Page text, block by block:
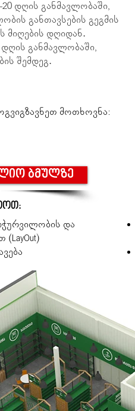
20 დღის განმავლობაში,
განთავსების გეგმის
მიღების დღიდან.
დღის განმავლობაში,
შემდეგ.
მოთხოვნა:
ბმულზე
და